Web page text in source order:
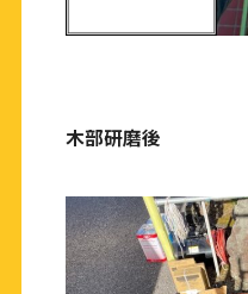
木部研磨後